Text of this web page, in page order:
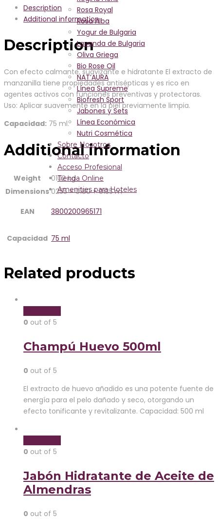
Rosa Royal
Rosa Alba
Yogur de Bulgaria
Lavanda de Bulgaria
Oliva Griega
Bio Rose Oil
NAT’AURA
Línea Supreme
Biofresh Sport
Jabones y Sets
Línea Económica
Nutri Cosmética
Sobre Nosotros
Contacto
Acceso Profesional
Tienda Online
Amenities para Hoteles
Description
Additional information
Description
Con efecto calmante, suavizante e hidratante El extracto de
manzanilla tiene propiedades antisépticas y es rico en
agentes activos con funciones preventivas y protectoras.
Uso: Aplicar suavemente en la piel previamente limpia.
Capacidad: 75 ml.
Additional information
Weight
0102 kg
Dimensions 0255 × 0180 × 0135 m
EAN 3800200965171
Capacidad 75 ml
Related products
0 out of 5
Champú Huevo 500ml
0 out of 5
El extracto de huevo añadido es una potente fuente de
energía para el pelo dañado y seco, otorgando un
efecto tonificante y revitalizante. Capacidad: 500 ml
0 out of 5
Jabón Hidratante de Aceite de
Almendras
0 out of 5